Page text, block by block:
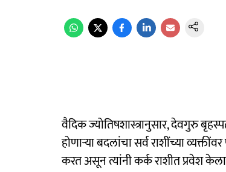
वैदिक ज्योतिषशास्त्रानुसार, देवगुरु
होणाऱ्या बदलांचा सर्व राशींच्या
करत असून त्यांनी कर्क राशीत प्रवेश